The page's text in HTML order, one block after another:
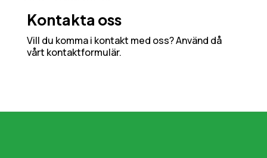
Kontakta oss
Vill du komma i kontakt med oss? Använd då
vårt kontaktformulär.